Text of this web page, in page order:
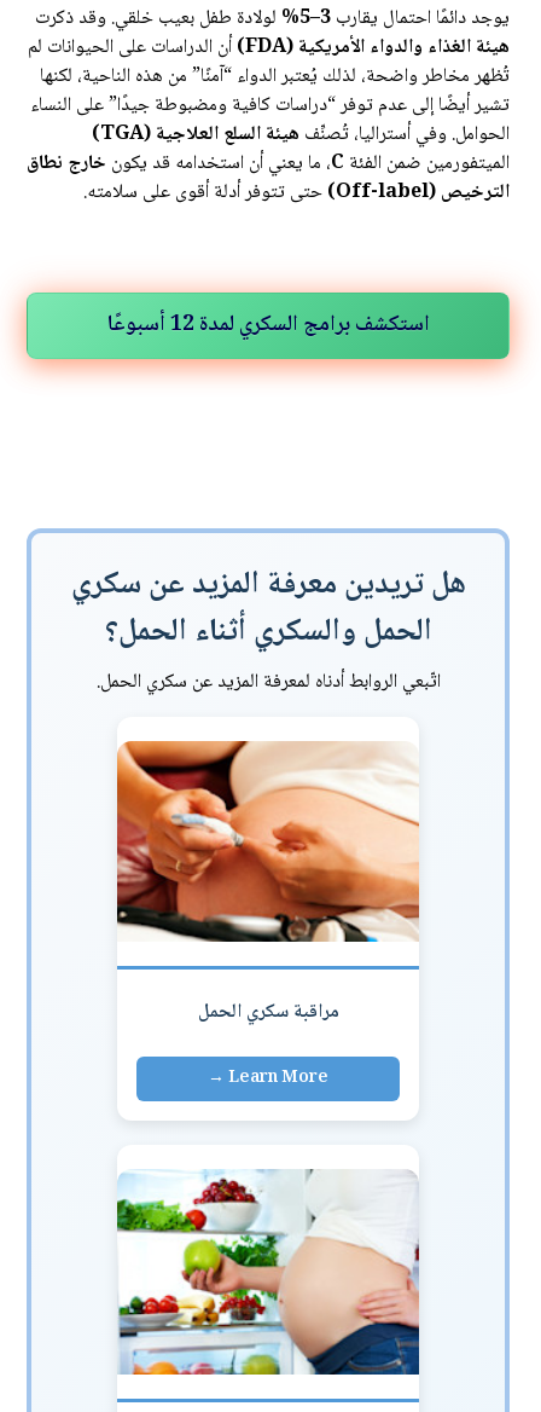
يوجد دائمًا احتمال يقارب3–5%
لولادة طفل بعيب خلقي. وقد ذكرت
هيئة الغذاء والدواء الأمريكية (FDA)
أن الدراسات على الحيوانات لم
تُظهر مخاطر واضحة، لذلك يُعتبر الدواء “آمنًا” من هذه الناحية، لكنها
تشير أيضًا إلى عدم توفر “دراسات كافية ومضبوطة جيدًا” على النساء
الحوامل. وفي أستراليا، تُصنِّف هيئة السلع العلاجية (TGA)
الميتفورمين ضمن الفئة C، ما يعني أن استخدامه قد يكون خارج نطاق
الترخيص (Off-label)
حتى تتوفر أدلة أقوى على سلامته.
استكشف برامج السكري لمدة 12 أسبوعًا
هل تريدين معرفة المزيد عن سكري
الحمل والسكري أثناء الحمل؟
اتّبعي الروابط أدناه لمعرفة المزيد عن سكري الحمل.
مراقبة سكري الحمل